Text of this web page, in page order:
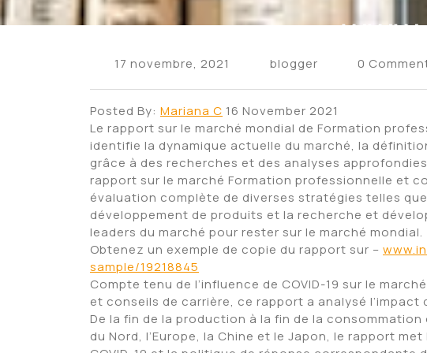
17 novembre, 2021 blogger 0
Posted By: Mariana C 16 November 2021
Le rapport sur le marché mondial de Formation
identifie la dynamique actuelle du marché, la
grâce à des recherches et des analyses
rapport sur le marché Formation professionnelle et
évaluation complète de diverses stratégies telles
développement de produits et la recherche et
leaders du marché pour rester sur le marché mondial.
Obtenez un exemple de copie du rapport sur –
sample/19218845
Compte tenu de l’influence de COVID-19 sur le
et conseils de carrière, ce rapport a analysé l’impact
De la fin de la production à la fin de la consommation
du Nord, l’Europe, la Chine et le Japon, le rapport